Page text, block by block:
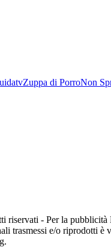
Zuppa di PorroNon
- Per la
trasmessi e/o riprodotti